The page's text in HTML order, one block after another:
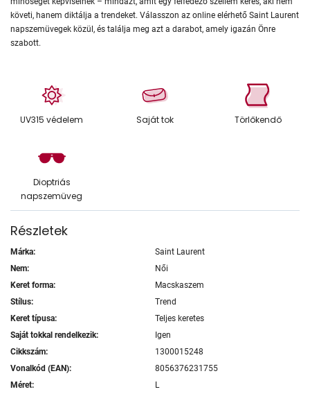
követi, hanem diktálja a trendeket. Válasszon az online elérhető Saint Laurent
napszemüvegek közül, és találja meg azt a darabot, amely igazán Önre
szabott.
UV315 védelem Saját tok Törlőkendő
Dioptriás
napszemüveg
Részletek
Márka:
Saint Laurent
Nem:
Női
Keret forma:
Macskaszem
Stílus:
Trend
Keret típusa:
Teljes keretes
Saját tokkal rendelkezik:
Igen
Cikkszám:
1300015248
Vonalkód (EAN):
8056376231755
Méret:
L